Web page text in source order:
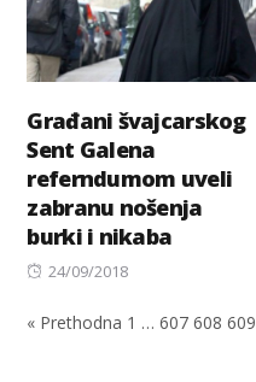
Građani švajcarskog
Sent Galena
referndumom uveli
zabranu nošenja
burki i nikaba
Posted
24/09/2018
« Prethodna 1 … 607 608 609